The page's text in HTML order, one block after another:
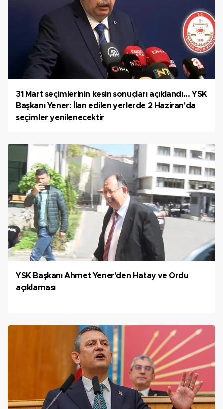
31 Mart seçimlerinin kesin sonuçları açıklandı... YSK
Başkanı Yener: İlan edilen yerlerde 2 Haziran'da
seçimler yenilenecektir
YSK Başkanı Ahmet Yener'den Hatay ve Ordu
açıklaması